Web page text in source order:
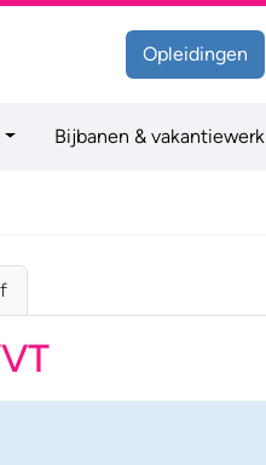
Opleidingen
Bijbanen & vakantiewerk